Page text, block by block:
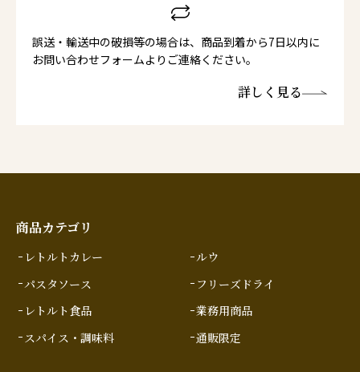
誤送・輸送中の破損等の場合は、商品到着から7日以内に
お問い合わせフォームよりご連絡ください。
詳しく見る
商品カテゴリ
レトルトカレー
パスタソース
レトルト食品
スパイス・調味料
ルウ
フリーズドライ
業務用商品
通販限定